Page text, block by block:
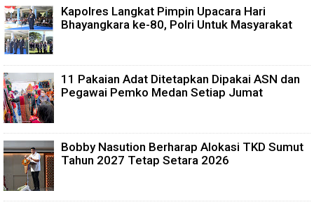
Kapolres Langkat Pimpin Upacara Hari
Bhayangkara ke-80, Polri Untuk Masyarakat
11 Pakaian Adat Ditetapkan Dipakai ASN dan
Pegawai Pemko Medan Setiap Jumat
Bobby Nasution Berharap Alokasi TKD Sumut
Tahun 2027 Tetap Setara 2026